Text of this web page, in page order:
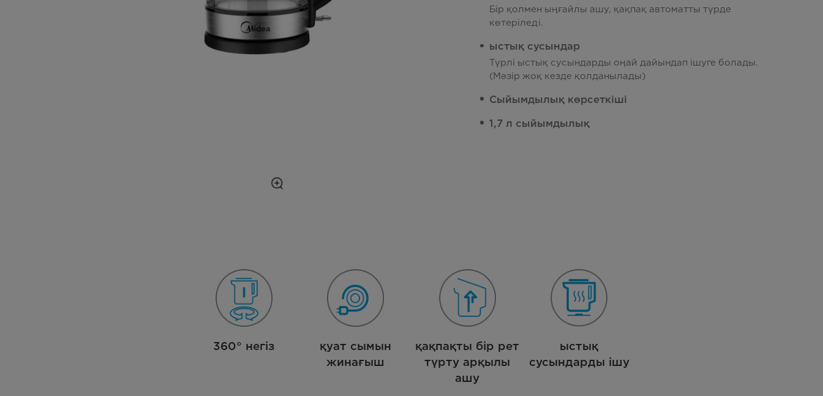
Бір қолмен ыңғайлы ашу, қақпақ автоматты түрде
көтеріледі.
ыстық сусындар
Түрлі ыстық сусындарды оңай дайындап ішуге болады.
(Мәзір жоқ кезде қолданылады)
Сыйымдылық көрсеткіші
1,7 л сыйымдылық
360° негіз
қуат сымын
жинағыш
қақпақты бір рет
түрту арқылы
ашу
ыстық
сусындарды ішу